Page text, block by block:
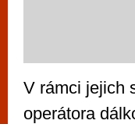
V rámci jejich
operátora